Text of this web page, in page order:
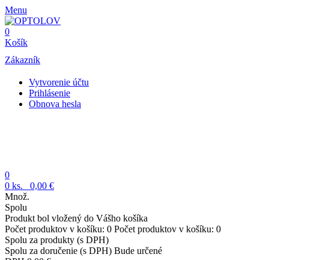
Menu
0
Košík
Zákazník
Vytvorenie účtu
Prihlásenie
Obnova hesla
Produkt bol vložený do Vášho košíka
Počet produktov v košíku:
Spolu za produkty (s DPH)
Spolu za doručenie (s DPH)
DPH 0,00 €
Spolu (s DPH)
Pokračovať v nákupe
Pokladňa